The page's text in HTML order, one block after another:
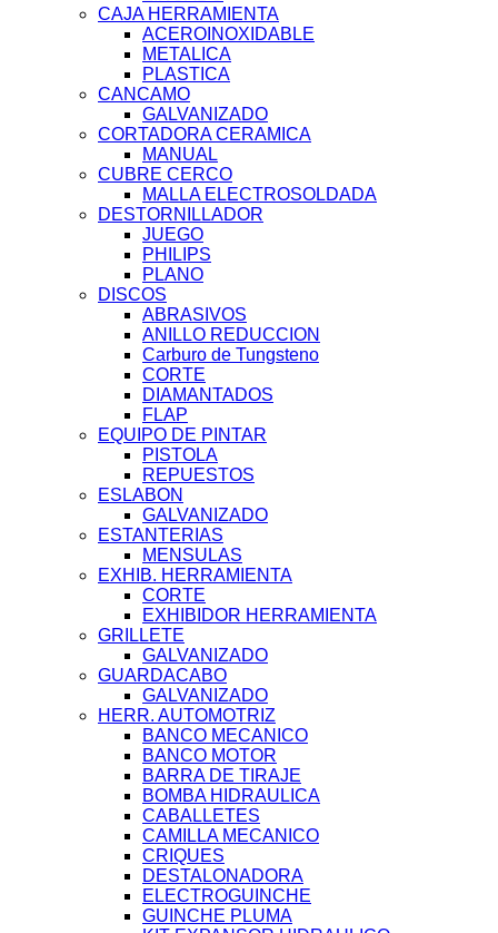
CAJA HERRAMIENTA
ACEROINOXIDABLE
METALICA
PLASTICA
CANCAMO
GALVANIZADO
CORTADORA CERAMICA
MANUAL
CUBRE CERCO
MALLA ELECTROSOLDADA
DESTORNILLADOR
JUEGO
PHILIPS
PLANO
DISCOS
ABRASIVOS
ANILLO REDUCCION
Carburo de Tungsteno
CORTE
DIAMANTADOS
FLAP
EQUIPO DE PINTAR
PISTOLA
REPUESTOS
ESLABON
GALVANIZADO
ESTANTERIAS
MENSULAS
EXHIB. HERRAMIENTA
CORTE
EXHIBIDOR HERRAMIENTA
GRILLETE
GALVANIZADO
GUARDACABO
GALVANIZADO
HERR. AUTOMOTRIZ
BANCO MECANICO
BANCO MOTOR
BARRA DE TIRAJE
BOMBA HIDRAULICA
CABALLETES
CAMILLA MECANICO
CRIQUES
DESTALONADORA
ELECTROGUINCHE
GUINCHE PLUMA